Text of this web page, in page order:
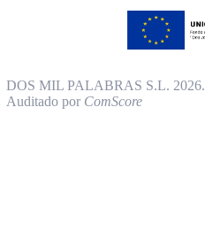
DOS MIL PALABRAS S.L. 2026.
Auditado por ComScore